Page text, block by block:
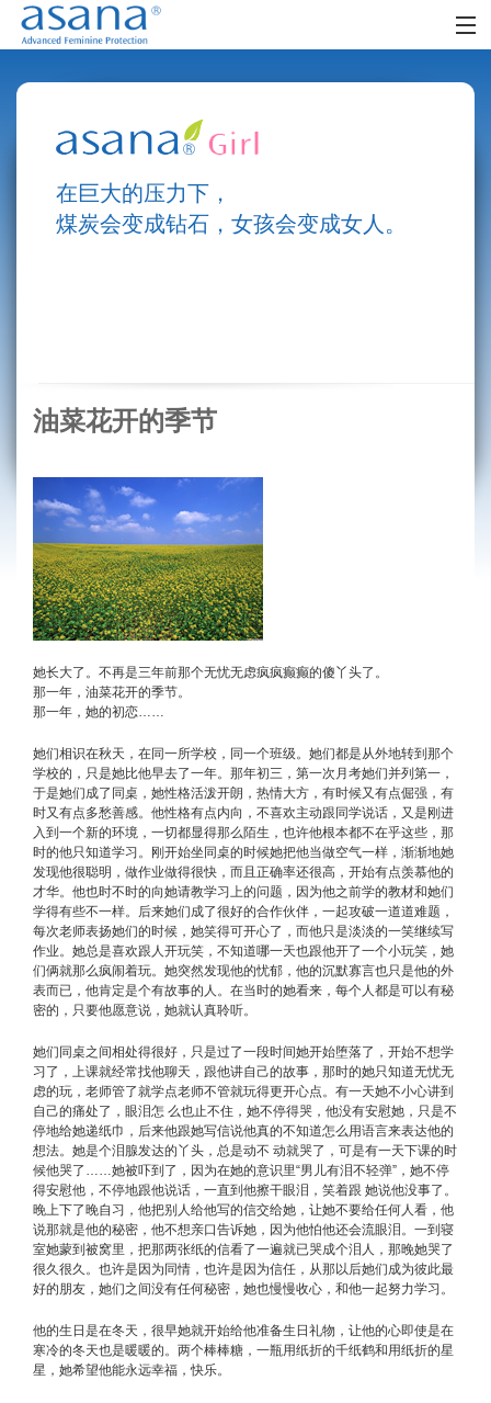
零售网点
在巨大的压力下，
煤炭会变成钻石，女孩会变成女人。
油菜花开的季节
她长大了。不再是三年前那个无忧无虑疯疯癫癫的傻丫头了。
那一年，油菜花开的季节。
那一年，她的初恋……
她们相识在秋天，在同一所学校，同一个班级。她们都是从外地转到那个
学校的，只是她比他早去了一年。那年初三，第一次月考她们并列第一，
于是她们成了同桌，她性格活泼开朗，热情大方，有时候又有点倔强，有
时又有点多愁善感。他性格有点内向，不喜欢主动跟同学说话，又是刚进
入到一个新的环境，一切都显得那么陌生，也许他根本都不在乎这些，那
时的他只知道学习。刚开始坐同桌的时候她把他当做空气一样，渐渐地她
发现他很聪明，做作业做得很快，而且正确率还很高，开始有点羡慕他的
才华。他也时不时的向她请教学习上的问题，因为他之前学的教材和她们
学得有些不一样。后来她们成了很好的合作伙伴，一起攻破一道道难题，
每次老师表扬她们的时候，她笑得可开心了，而他只是淡淡的一笑继续写
作业。她总是喜欢跟人开玩笑，不知道哪一天也跟他开了一个小玩笑，她
们俩就那么疯闹着玩。她突然发现他的忧郁，他的沉默寡言也只是他的外
表而已，他肯定是个有故事的人。在当时的她看来，每个人都是可以有秘
密的，只要他愿意说，她就认真聆听。
她们同桌之间相处得很好，只是过了一段时间她开始堕落了，开始不想学
习了，上课就经常找他聊天，跟他讲自己的故事，那时的她只知道无忧无
虑的玩，老师管了就学点老师不管就玩得更开心点。有一天她不小心讲到
自己的痛处了，眼泪怎 么也止不住，她不停得哭，他没有安慰她，只是不
停地给她递纸巾，后来他跟她写信说他真的不知道怎么用语言来表达他的
想法。她是个泪腺发达的丫头，总是动不 动就哭了，可是有一天下课的时
候他哭了……她被吓到了，因为在她的意识里“男儿有泪不轻弹”，她不停
得安慰他，不停地跟他说话，一直到他擦干眼泪，笑着跟 她说他没事了。
晚上下了晚自习，他把别人给他写的信交给她，让她不要给任何人看，他
说那就是他的秘密，他不想亲口告诉她，因为他怕他还会流眼泪。一到寝
室她蒙到被窝里，把那两张纸的信看了一遍就已哭成个泪人，那晚她哭了
很久很久。也许是因为同情，也许是因为信任，从那以后她们成为彼此最
好的朋友，她们之间没有任何秘密，她也慢慢收心，和他一起努力学习。
他的生日是在冬天，很早她就开始给他准备生日礼物，让他的心即使是在
寒冷的冬天也是暖暖的。两个棒棒糖，一瓶用纸折的千纸鹤和用纸折的星
星，她希望他能永远幸福，快乐。